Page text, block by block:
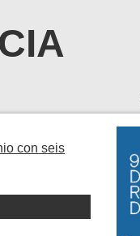
con seis